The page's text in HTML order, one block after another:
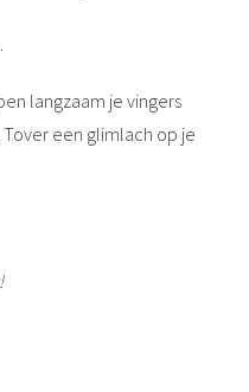
langzaam je vingers
een glimlach op je